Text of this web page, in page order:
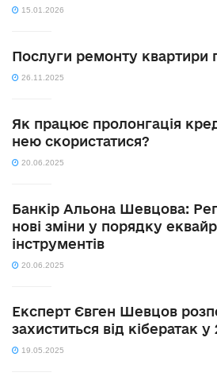
15.01.2026
Послуги ремонту квартири
26.11.2025
Як працює пролонгація
нею скористатися?
20.06.2025
Банкір Альона Шевцова:
нові зміни у порядку
інструментів
20.06.2025
Експерт Євген Шевцов
захиститься від кібератак у
19.05.2025